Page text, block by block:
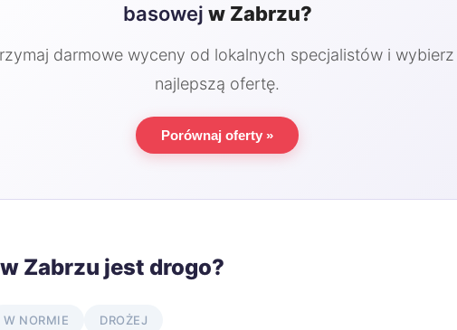
basowej w Zabrzu?
darmowe wyceny od lokalnych specjalistów i wybierz
najlepszą ofertę.
Porównaj oferty »
Zabrzu jest drogo?
W NORMIE DROŻEJ